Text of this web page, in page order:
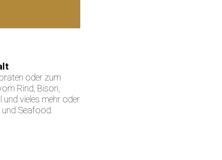
oder zum
Rind, Bison,
und vieles mehr oder
und Seafood.